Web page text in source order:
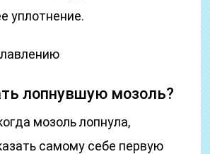
уплотнение.
лопнувшую мозоль?
мозоль лопнула,
самому себе первую